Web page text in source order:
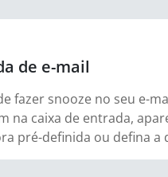
de e-mail
fazer snooze no seu e-
na caixa de entrada,
pré-definida ou defina a